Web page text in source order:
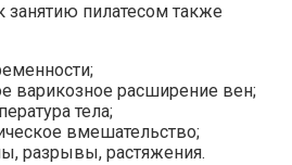
занятию пилатесом также
варикозное расширение вен;
тела;
вмешательство;
разрывы, растяжения.